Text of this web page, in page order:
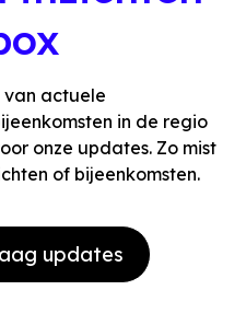
van actuele
in de regio
onze updates. Zo mist
of bijeenkomsten.
updates